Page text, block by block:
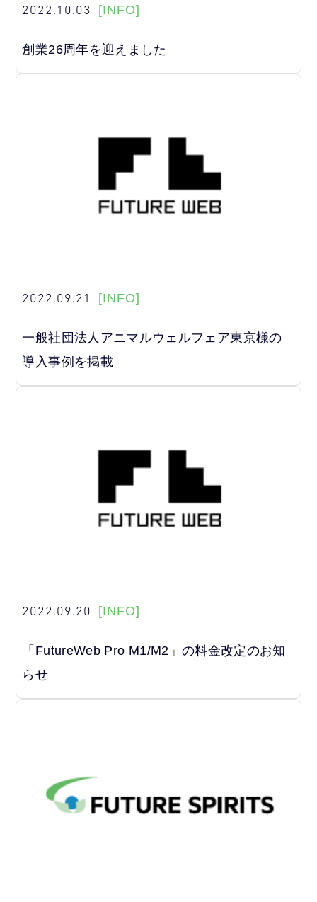
2022.10.03 [INFO]
創業26周年を迎えました
2022.09.21 [INFO]
一般社団法人アニマルウェルフェア東京様の
導入事例を掲載
2022.09.20 [INFO]
「FutureWeb Pro M1/M2」の料金改定のお知
らせ